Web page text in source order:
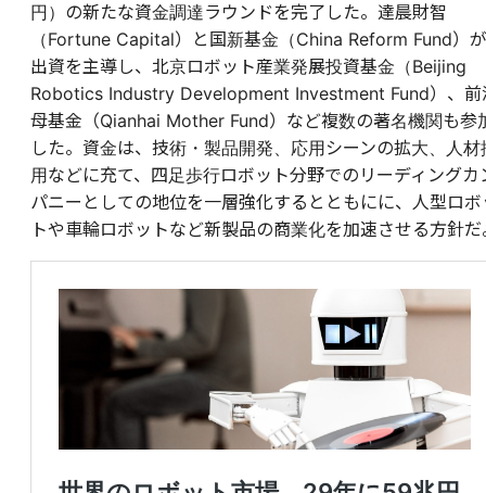
円）の新たな資金調達ラウンドを完了した。達晨財智
（Fortune Capital）と国新基金（China Reform Fund）が
出資を主導し、北京ロボット産業発展投資基金（Beijing
Robotics Industry Development Investment Fund）、前
母基金（Qianhai Mother Fund）など複数の著名機関も参
した。資金は、技術・製品開発、応用シーンの拡大、人材
用などに充て、四足歩行ロボット分野でのリーディングカ
パニーとしての地位を一層強化するとともにに、人型ロボ
トや車輪ロボットなど新製品の商業化を加速させる方針だ